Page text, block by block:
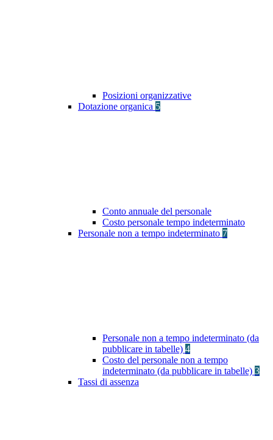
Posizioni organizzative
Dotazione organica 5
Conto annuale del personale
Costo personale tempo indeterminato
Personale non a tempo indeterminato 7
Personale non a tempo indeterminato (da
pubblicare in tabelle) 4
Costo del personale non a tempo
indeterminato (da pubblicare in tabelle) 3
Tassi di assenza